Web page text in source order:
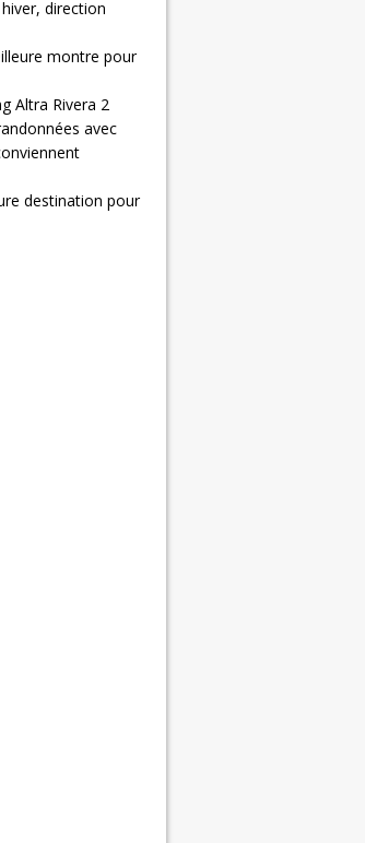
direction
montre pour
Altra Rivera 2
avec
destination pour